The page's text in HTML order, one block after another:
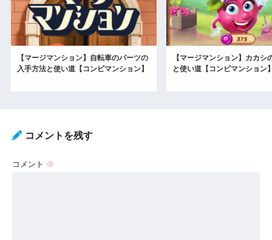
【マージマンション】自転車のパーツの
入手方法と使い道【コンビマンション】
【マージマンション】カカシ
と使い道【コンビマンション
コメントを残す
コメント ※